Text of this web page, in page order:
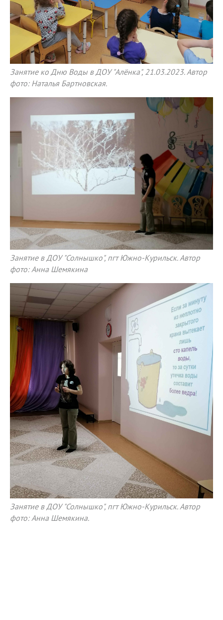
Занятие ко Дню Воды в ДОУ "Алёнка", 21.03.2023. Автор
фото: Наталья Бартновская.
Занятие в ДОУ "Солнышко", пгт Южно-Курильск. Автор
фото: Анна Шемякина
Занятие в ДОУ "Солнышко", пгт Южно-Курильск. Автор
фото: Анна Шемякина.